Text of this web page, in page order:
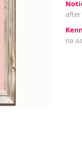
after
na